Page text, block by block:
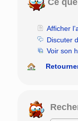
Afficher
Discuter
Voir son